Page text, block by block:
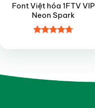
Font Việt hóa 1FTV VIP
Neon Spark
hạng4.75